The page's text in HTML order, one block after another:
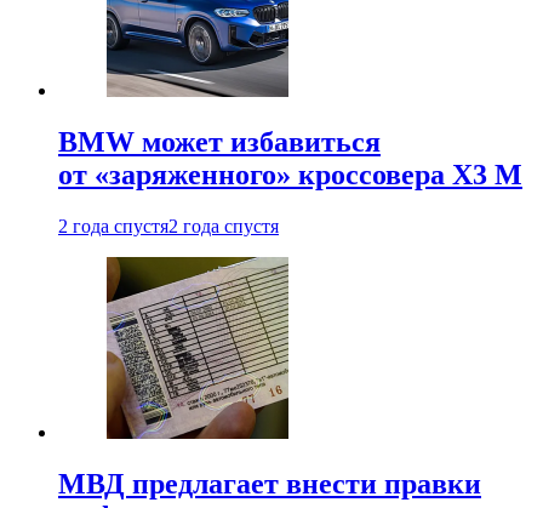
BMW может избавиться
от «заряженного» кроссовера X3 M
2 года спустя2 года спустя
МВД предлагает внести правки